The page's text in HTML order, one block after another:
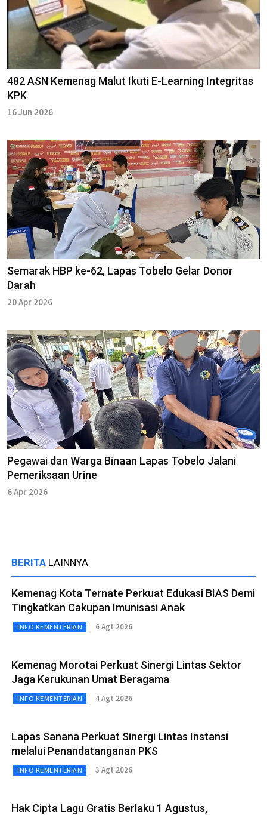
482 ASN Kemenag Malut Ikuti E-Learning Integritas
KPK
16 Jun 2026
Semarak HBP ke-62, Lapas Tobelo Gelar Donor
Darah
20 Apr 2026
Pegawai dan Warga Binaan Lapas Tobelo Jalani
Pemeriksaan Urine
6 Apr 2026
BERITA LAINNYA
Kemenag Kota Ternate Perkuat Edukasi BIAS Demi
Tingkatkan Cakupan Imunisasi Anak
INFO KEMENTERIAN 6 Agt 2026
Kemenag Morotai Perkuat Sinergi Lintas Sektor
Jaga Kerukunan Umat Beragama
INFO KEMENTERIAN 4 Agt 2026
Lapas Sanana Perkuat Sinergi Lintas Instansi
melalui Penandatanganan PKS
INFO KEMENTERIAN 3 Agt 2026
Hak Cipta Lagu Gratis Berlaku 1 Agustus,